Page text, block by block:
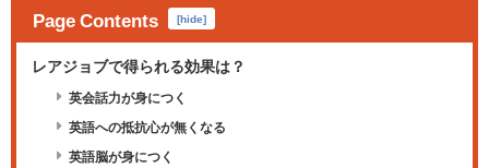
Page Contents [hide]
レアジョブで得られる効果は？
英会話力が身につく
英語への抵抗心が無くなる
英語脳が身につく